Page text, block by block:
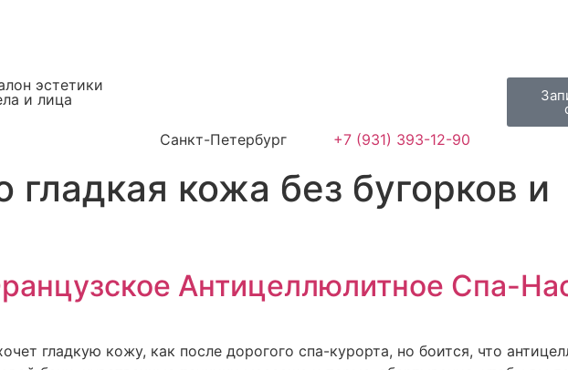
эстетики
и лица
Санкт-Петербург +7 (931) 393-12-90
гладкая кожа без бугорков и
Антицеллюлитное Спа-
гладкую кожу, как после дорогого спа-курорта, но боится, что